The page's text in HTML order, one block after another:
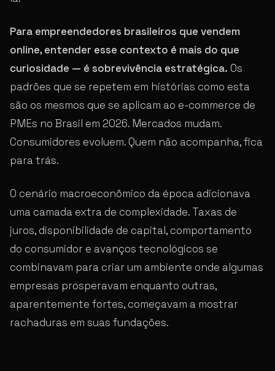
Para empreendedores brasileiros que vendem
online, entender esse contexto é mais do que
curiosidade — é sobrevivência estratégica. Os
padrões que se repetem em histórias como esta
são os mesmos que se aplicam ao e-commerce de
PMEs no Brasil em 2026. Mercados mudam.
Consumidores evoluem. Quem não acompanha, fica
para trás.
O cenário macroeconômico da época adicionava
uma camada extra de complexidade. Taxas de
juros, disponibilidade de capital, comportamento
do consumidor e avanços tecnológicos se
combinavam para criar um ambiente onde algumas
empresas prosperavam enquanto outras,
aparentemente fortes, começavam a mostrar
rachaduras em suas fundações.